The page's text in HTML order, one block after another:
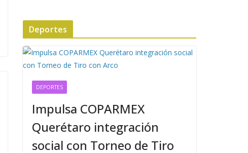
Deportes
DEPORTES
Impulsa COPARMEX
Querétaro integración
social con Torneo de Tiro